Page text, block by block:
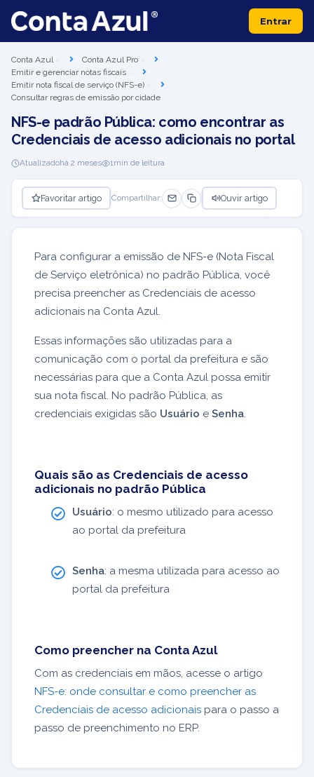
Entrar
Conta Azul
Conta Azul Pro
Emitir e gerenciar notas fiscais
Emitir nota fiscal de serviço (NFS-e)
Consultar regras de emissão por cidade
NFS-e padrão Pública: como encontrar as
Credenciais de acesso adicionais no portal
Atualizadohá 2 meses 1min de leitura
Favoritar artigo Compartilhar: Ouvir artigo
Para configurar a emissão de NFS-e (Nota Fiscal
de Serviço eletrônica) no padrão Pública, você
precisa preencher as Credenciais de acesso
adicionais na Conta Azul.
Essas informações são utilizadas para a
comunicação com o portal da prefeitura e são
necessárias para que a Conta Azul possa emitir
sua nota fiscal. No padrão Pública, as
credenciais exigidas são Usuário e Senha.
Quais são as Credenciais de acesso
adicionais no padrão Pública
Usuário: o mesmo utilizado para acesso
ao portal da prefeitura
Senha: a mesma utilizada para acesso ao
portal da prefeitura
Como preencher na Conta Azul
Com as credenciais em mãos, acesse o artigo
NFS-e: onde consultar e como preencher as
Credenciais de acesso adicionais para o passo a
passo de preenchimento no ERP.